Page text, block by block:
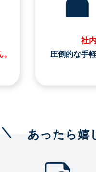
社
圧倒的な手
あったら嬉